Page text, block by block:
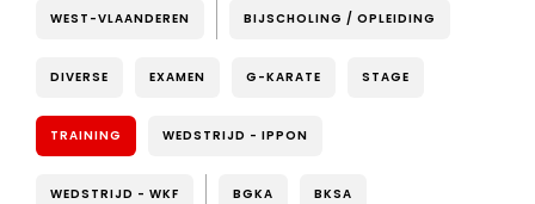
WEST-VLAANDEREN BIJSCHOLING / OPLEIDING
DIVERSE EXAMEN G-KARATE STAGE
TRAINING WEDSTRIJD - IPPON
WEDSTRIJD - WKF BGKA BKSA